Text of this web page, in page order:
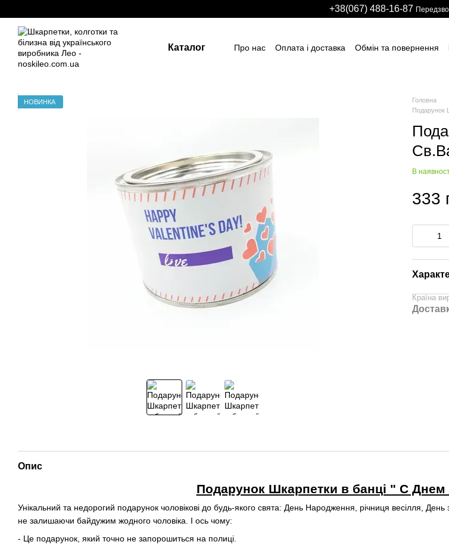
+38(067) 488-16-87
Каталог Про нас Оплата і доставка Обмін та повернення
НОВИНКА Головна
Подарунок
В
333
Країна
Опис
Подарунок Шкарпетки в банці " С Днем
Унікальний та недорогий подарунок чоловікові до будь-якого свята: День Народження, річниця весілля,
не залишаючи байдужим жодного чоловіка. І ось чому:
- Це подарунок, який точно не запорошиться на полиці.